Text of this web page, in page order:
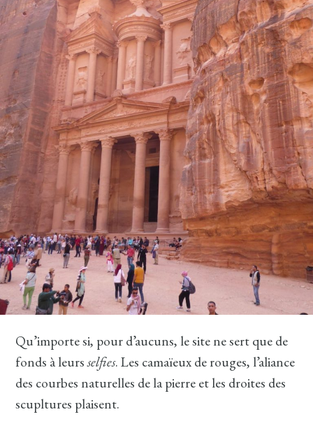
Qu’importe si, pour d’aucuns, le site ne sert que de
fonds à leursselfies. Les camaïeux de rouges, l’aliance
des courbes naturelles de la pierre et les droites des
scupltures plaisent.